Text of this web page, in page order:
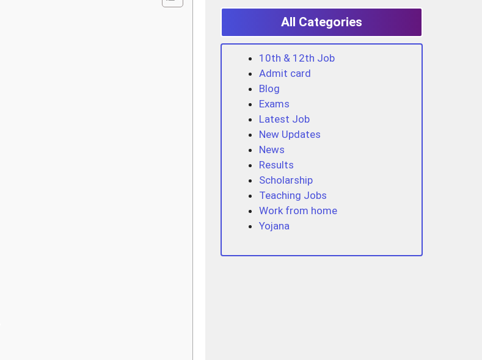
All Categories
10th & 12th Job
Admit card
Blog
Exams
Latest Job
New Updates
News
Results
Scholarship
Teaching Jobs
Work from home
Yojana